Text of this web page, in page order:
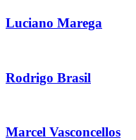
Luciano Marega
Rodrigo Brasil
Marcel Vasconcellos